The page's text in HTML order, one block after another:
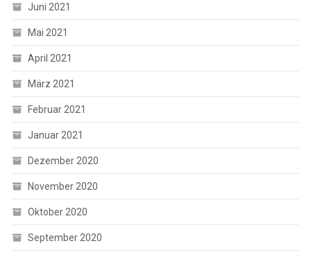
Juni 2021
Mai 2021
April 2021
März 2021
Februar 2021
Januar 2021
Dezember 2020
November 2020
Oktober 2020
September 2020